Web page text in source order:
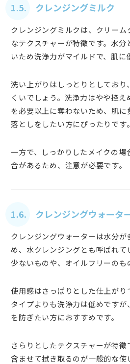
1.5. クレンジングミルク
クレンジングミルクは、クリー
なテクスチャーが特徴です。水分
いため洗浄力がマイルドで、肌に
洗い上がりはしっとりとしており
くいでしょう。洗浄力はやや控
を必要以上に奪わないため、肌に
落としをしたい方にぴったりです。
一方で、しっかりしたメイクの場
合があるため、注意が必要です。
1.6. クレンジングウォータ
クレンジングウォーターは水分
め、水クレンジングとも呼ばれて
少ないものや、オイルフリーのも
使用感はさっぱりとした仕上がり
タイプよりも洗浄力は低めです
を防ぎたい方におすすめです。
さらりとしたテクスチャーが特徴
含ませて拭き取るのが一般的な使